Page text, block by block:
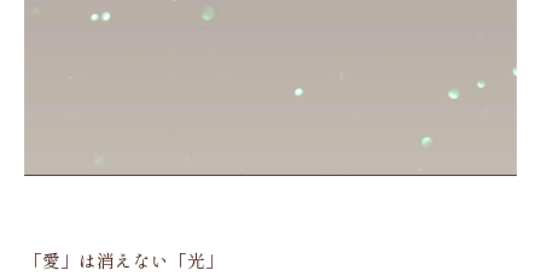
「愛」は消えない「光」